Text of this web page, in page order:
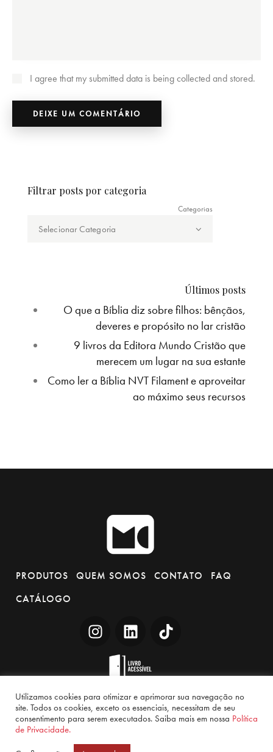
I agree that my submitted data is being collected and stored.
Filtrar posts por categoria
Categorias
Últimos posts
O que a Bíblia diz sobre filhos: bênçãos,
deveres e propósito no lar cristão
9 livros da Editora Mundo Cristão que
merecem um lugar na sua estante
Como ler a Bíblia NVT Filament e aproveitar
ao máximo seus recursos
PRODUTOS QUEM SOMOS CONTATO
FAQ
CATÁLOGO
Sas© 2026. Todos os direitos reservados.
Utilizamos cookies para otimizar e aprimorar sua navegação no
site. Todos os cookies, exceto os essenciais, necessitam de seu
consentimento para serem executados. Saiba mais em nossa Política
de Privacidade.